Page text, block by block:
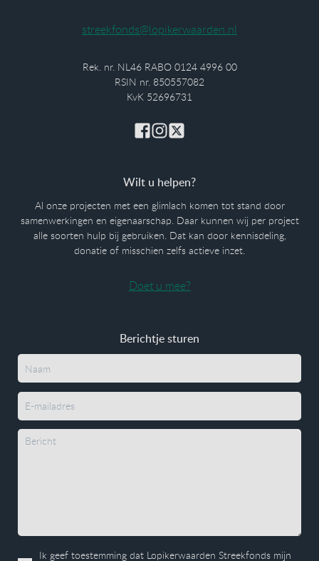
streekfonds@lopikerwaarden.nl
Rek. nr. NL46 RABO 0124 4996 00
RSIN nr. 850557082
KvK 52696731
Berichtje sturen
Ik geef toestemming dat Lopikerwaarden Streekfonds mijn
Wilt u helpen?
Al onze projecten met een glimlach komen tot stand door
samenwerkingen en eigenaarschap. Daar kunnen wij per project
alle soorten hulp bij gebruiken. Dat kan door kennisdeling,
donatie of misschien zelfs actieve inzet.
Doet u mee?